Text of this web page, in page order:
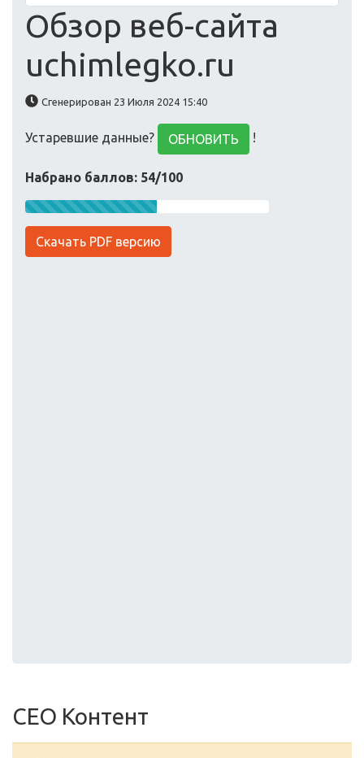
Обзор веб-сайта
uchimlegko.ru
Сгенерирован 23 Июля 2024 15:40
Устаревшие данные? ОБНОВИТЬ !
Набрано баллов: 54/100
Скачать PDF версию
СЕО Контент